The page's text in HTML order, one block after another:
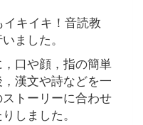
キイキ！音読教
ました。
口や顔，指の簡単
漢文や詩などを一
トーリーに合わせ
しました。